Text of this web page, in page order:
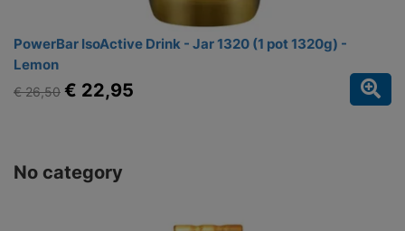
PowerBar IsoActive Drink - Jar 1320 (1 pot 1320g) -
Lemon
€ 26,50 € 22,95
No category